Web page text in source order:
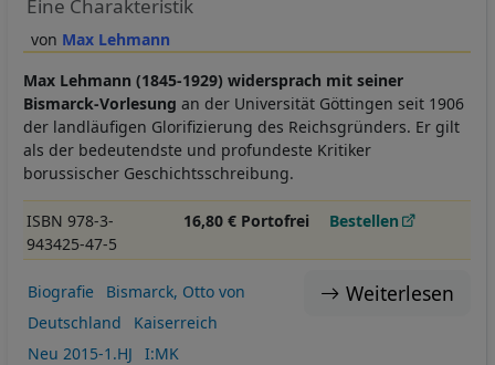
Max Lehmann
Eine Charakteristik
Max Lehmann (1845-1929) widersprach mit seiner
Bismarck-Vorlesung an der Universität Göttingen seit 1906
der landläufigen Glorifizierung des Reichsgründers. Er gilt
als der bedeutendste und profundeste Kritiker
borussischer Geschichtsschreibung.
ISBN 978-3-
943425-47-5
16,80 € Portofrei Bestellen
Weiterlesen
Biografie
Bismarck, Otto von
Deutschland
Kaiserreich
Neu 2015-1.HJ
I:MK